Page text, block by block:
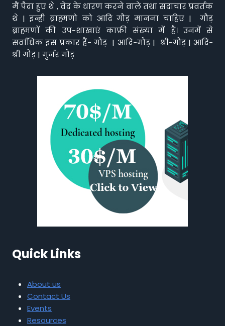
मैं पैदा हुए थे , वेद के धारण करने वाले तथा सदाचार प्रवर्तक
थे | इन्ही ब्राह्मणो को आदि गौड़ मानना चाहिए | गौड़
ब्राह्मणों की उप-शाखाएं काफ़ी संख्या में हैं। उनमें से
सर्वाधिक इस प्रकार हैं- गौड़ | आदि-गौड़ | श्री-गौड़ | आदि-
श्री गौड़ | गुर्जर गौड़
Quick Links
About us
Contact Us
Events
Resources